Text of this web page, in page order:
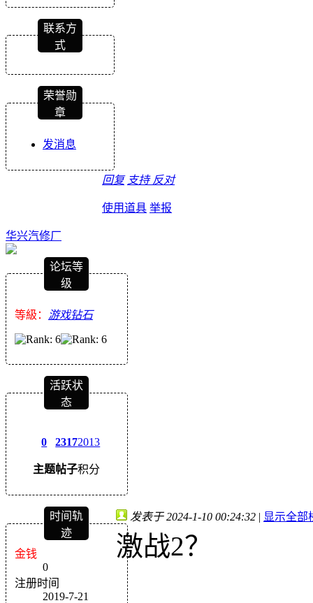
联系方
式
荣誉勋
章
发消息
回复 支持 反对
使用道具 举报
华兴汽修厂
论坛等
级
等級： 游戏钻石
活跃状
态
0
主题
2317
帖子
2013
积分
时间轨
迹
金钱
0
注册时间
2019-7-21
发表于 2024-1-10 00:24:32 | 显示全部
激战2？